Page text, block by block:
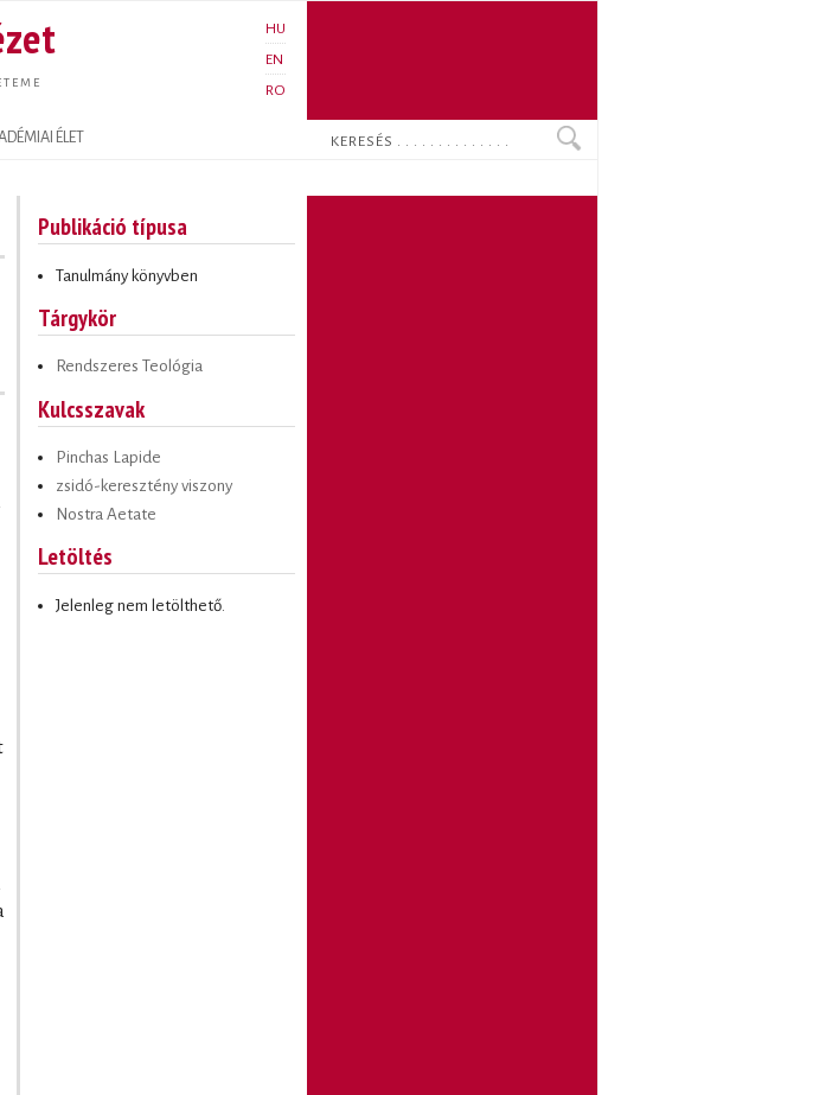
HU
EN
RO
ÉLET Keresés
Publikáció típusa
Tanulmány könyvben
Tárgykör
Rendszeres Teológia
Kulcsszavak
Pinchas Lapide
zsidó-keresztény viszony
Nostra Aetate
Letöltés
Jelenleg nem letölthető.